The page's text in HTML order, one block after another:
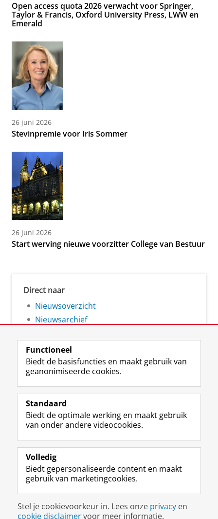
Open access quota 2026 verwacht voor Springer,
Taylor & Francis, Oxford University Press, LWW en
Emerald
26 juni 2026
Stevinpremie voor Iris Sommer
26 juni 2026
Start werving nieuwe voorzitter College van Bestuur
Direct naar
Nieuwsoverzicht
Nieuwsarchief
Volg de RUG
F
a
e
b
o
p
a
i
n
a
L
i
k
e
I
-
p
g
i
n
R
S
-
f
e
R
k
s
u
I
n
t
r
m
c
c
o
Y
o
T
e
k
a
a
Studiekiezers
Alumni
Over ons
Disclaimer & Copyright
Inloggen
Functioneel
Biedt de basisfuncties en maakt gebruik van
geanonimiseerde cookies.
Standaard
Biedt de optimale werking en maakt gebruik
van onder andere videocookies.
Volledig
Biedt gepersonaliseerde content en maakt
gebruik van marketingcookies.
Stel je cookievoorkeur in. Lees onze privacy en
cookie disclaimervoor meer informatie.